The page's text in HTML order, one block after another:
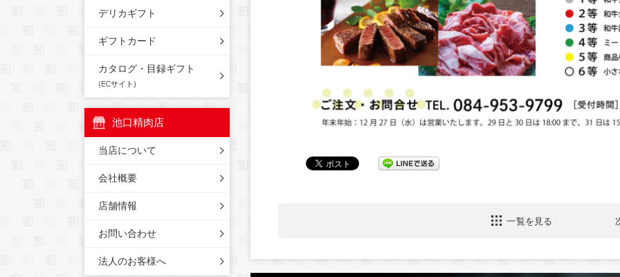
一覧を見る
デリカギフト
ギフトカード
カタログ・目録ギフト
(ECサイト)
池口精肉店
当店について
会社概要
店舗情報
お問い合わせ
法人のお客様へ